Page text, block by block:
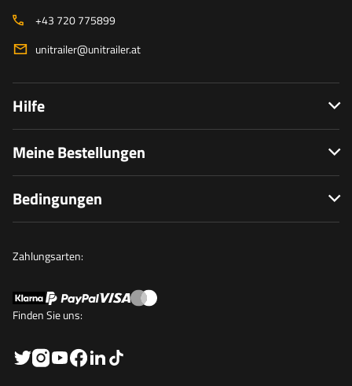
+43 720 775899
unitrailer@unitrailer.at
Hilfe
Meine Bestellungen
Bedingungen
Zahlungsarten:
Finden Sie uns: